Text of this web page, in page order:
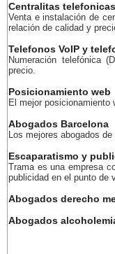
Centralitas telefonicas
Venta e instalación de
relación de calidad y
Telefonos VoIP y
Numeración telefónica
precio.
Posicionamiento web
El mejor posicionamiento
Abogados Barcelona
Los mejores abogados
Escaparatismo y
Trama es una empresa
publicidad en el punto de
Abogados derecho
Abogados